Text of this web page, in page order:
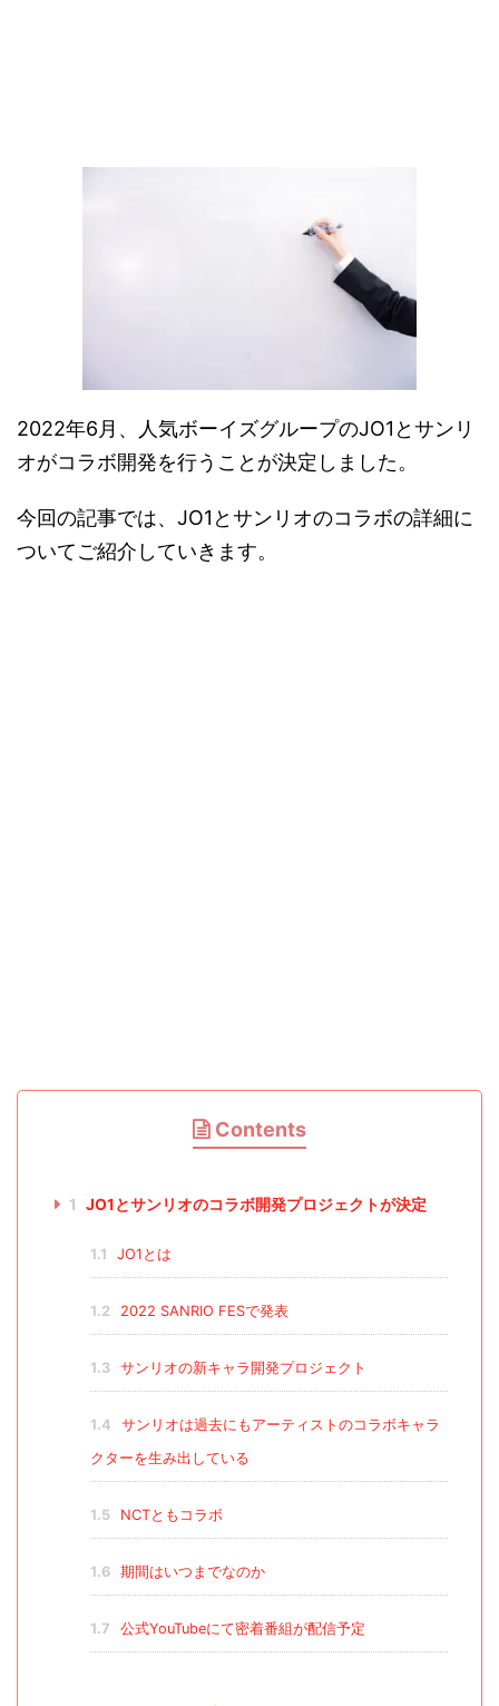
2022年6月、人気ボーイズグループのJO1とサンリ
オがコラボ開発を行うことが決定しました。
今回の記事では、JO1とサンリオのコラボの詳細に
ついてご紹介していきます。
Contents
1 JO1とサンリオのコラボ開発プロジェクトが決定
1.1 JO1とは
1.2 2022 SANRIO FESで発表
1.3 サンリオの新キャラ開発プロジェクト
1.4
サンリオは過去にもアーティストのコラボキャラ
クターを生み出している
1.5 NCTともコラボ
1.6 期間はいつまでなのか
1.7 公式YouTubeにて密着番組が配信予定